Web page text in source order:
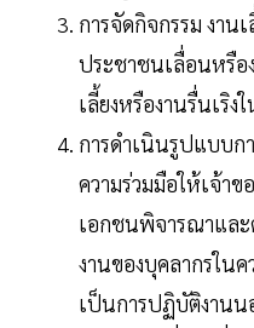
การจัดกิจกรรม งาน
ประชาชนเลื่อนหรือ
เลี้ยงหรืองานรื่นเริง
การดำเนินรูปแบบก
ความร่วมมือให้เจ้า
เอกชนพิจารณาแล
งานของบุคลากรใน
เป็นการปฏิบัติงาน